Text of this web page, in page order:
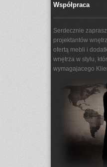
Współpraca
Serdecznie
projektantów
ofertą mebli i
wnętrza w stylu,
wymagajacego